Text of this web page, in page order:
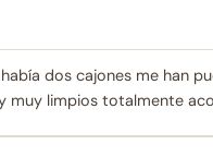
dos cajones me han
muy limpios totalmente